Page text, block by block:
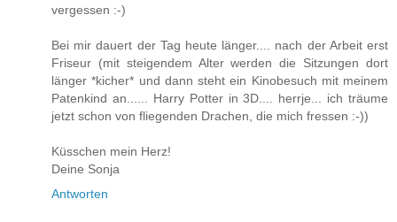
vergessen :-)
Bei mir dauert der Tag heute länger.... nach der Arbeit erst
Friseur (mit steigendem Alter werden die Sitzungen dort
länger *kicher* und dann steht ein Kinobesuch mit meinem
Patenkind an...... Harry Potter in 3D.... herrje... ich träume
jetzt schon von fliegenden Drachen, die mich fressen :-))
Küsschen mein Herz!
Deine Sonja
Antworten